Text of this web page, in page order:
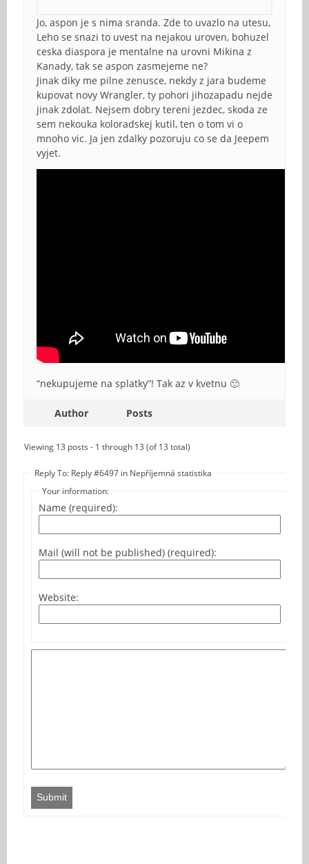
Jo, aspon je s nima sranda. Zde to uvazlo na utesu,
Leho se snazi to uvest na nejakou uroven, bohuzel
ceska diaspora je mentalne na urovni Mikina z
Kanady, tak se aspon zasmejeme ne?
Jinak diky me pilne zenusce, nekdy z jara budeme
kupovat novy Wrangler, ty pohori jihozapadu nejde
jinak zdolat. Nejsem dobry tereni jezdec, skoda ze
sem nekouka koloradskej kutil, ten o tom vi o
mnoho vic. Ja jen zdalky pozoruju co se da Jeepem
vyjet.
“nekupujeme na splatky”! Tak az v kvetnu 🙂
Author Posts
Viewing 13 posts - 1 through 13 (of 13 total)
Reply To: Reply #6497 in Nepříjemná statistika
Your information:
Name (required):
Mail (will not be published) (required):
Website:
Submit